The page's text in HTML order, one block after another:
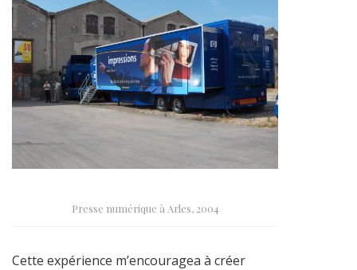
Presse numérique à Arles, 2004
Cette expérience m’encouragea à créer